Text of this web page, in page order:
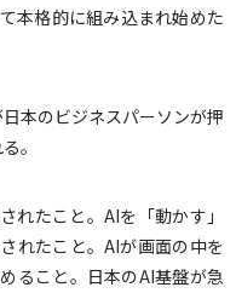
本格的に組み込まれ始めた
本のビジネスパーソンが押
。
れたこと。AIを「動かす」
れたこと。AIが画面の中を
ること。日本のAI基盤が急